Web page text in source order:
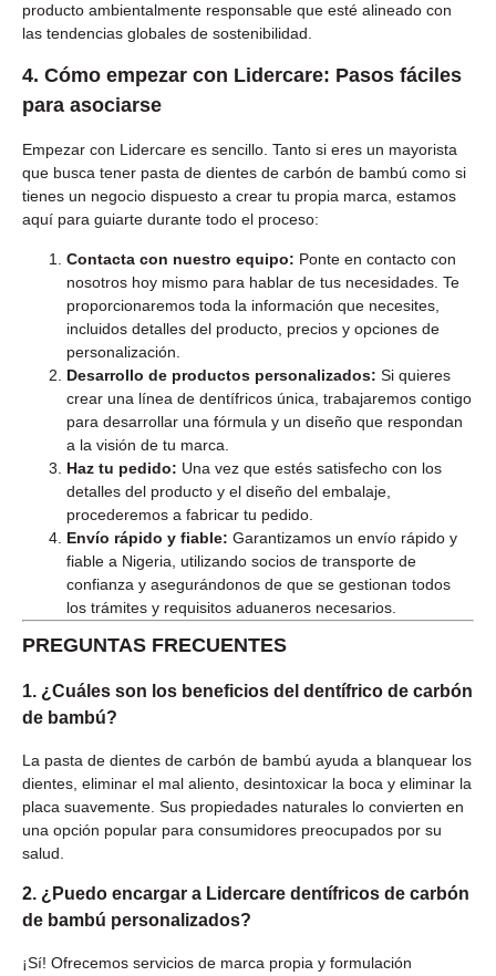
producto ambientalmente responsable que esté alineado con
las tendencias globales de sostenibilidad.
4. Cómo empezar con Lidercare: Pasos fáciles
para asociarse
Empezar con Lidercare es sencillo. Tanto si eres un mayorista
que busca tener pasta de dientes de carbón de bambú como si
tienes un negocio dispuesto a crear tu propia marca, estamos
aquí para guiarte durante todo el proceso:
Contacta con nuestro equipo: Ponte en contacto con
nosotros hoy mismo para hablar de tus necesidades. Te
proporcionaremos toda la información que necesites,
incluidos detalles del producto, precios y opciones de
personalización.
Desarrollo de productos personalizados: Si quieres
crear una línea de dentífricos única, trabajaremos contigo
para desarrollar una fórmula y un diseño que respondan
a la visión de tu marca.
Haz tu pedido: Una vez que estés satisfecho con los
detalles del producto y el diseño del embalaje,
procederemos a fabricar tu pedido.
Envío rápido y fiable: Garantizamos un envío rápido y
fiable a Nigeria, utilizando socios de transporte de
confianza y asegurándonos de que se gestionan todos
los trámites y requisitos aduaneros necesarios.
PREGUNTAS FRECUENTES
1. ¿Cuáles son los beneficios del dentífrico de carbón
de bambú?
La pasta de dientes de carbón de bambú ayuda a blanquear los
dientes, eliminar el mal aliento, desintoxicar la boca y eliminar la
placa suavemente. Sus propiedades naturales lo convierten en
una opción popular para consumidores preocupados por su
salud.
2. ¿Puedo encargar a Lidercare dentífricos de carbón
de bambú personalizados?
¡Sí! Ofrecemos servicios de marca propia y formulación